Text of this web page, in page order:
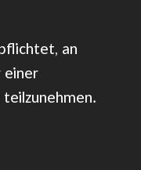
an
einer